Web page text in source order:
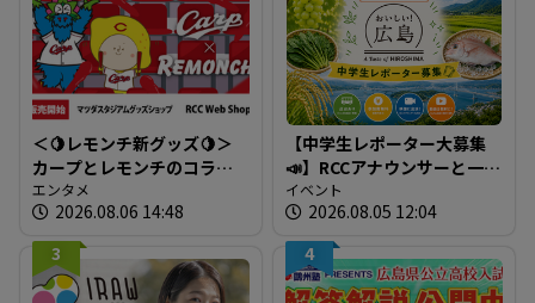
＜🍋レモンチ新グッズ🍋＞
カープとレモンチのコラボ
グッズが登場！
エンタメ
2026.08.06 14:48
【中学生レポーター大募集
📣】RCCアナウンサーと一緒
に「広島の食」の現場を取
材しよう！
イベント
2026.08.05 12:04
3
4